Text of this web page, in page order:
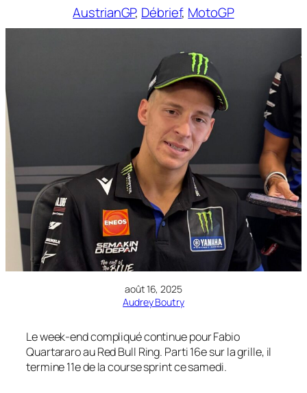
AustrianGP, Débrief, MotoGP
août 16, 2025
Audrey Boutry
Le week-end compliqué continue pour Fabio
Quartararo au Red Bull Ring. Parti 16e sur la grille, il
termine 11e de la course sprint ce samedi.